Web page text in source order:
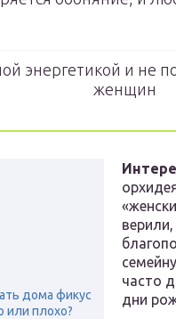
энергетикой и не
женщин
дома фикус
или плохо?
часто
дни